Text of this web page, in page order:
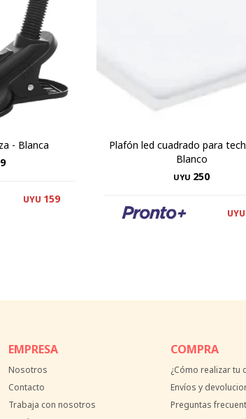
- Blanca
UYU 159
Plafón led cuadrado para
Blanco
UYU 250
UYU
EMPRESA
Nosotros
Contacto
Trabaja con nosotros
COMPRA
¿Cómo realizar tu
Envíos y
Preguntas